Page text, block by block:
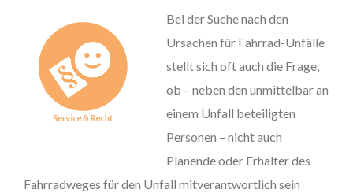
Bei der Suche nach den
Ursachen für Fahrrad-Unfälle
stellt sich oft auch die Frage,
ob – neben den unmittelbar an
einem Unfall beteiligten
Personen – nicht auch
Planende oder Erhalter des
Fahrradweges für den Unfall mitverantwortlich sein